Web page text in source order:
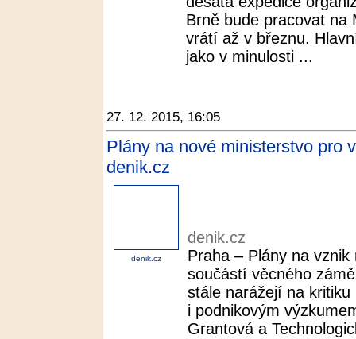
Brně bude pracovat na
vrátí až v březnu.
jako v minulosti ...
27. 12. 2015, 16:05
Plány na nové ministerstvo pro
denik.cz
denik.cz
denik.cz
Praha – Plány na
součástí věcného
stále narážejí na
i podnikovým
Grantová a